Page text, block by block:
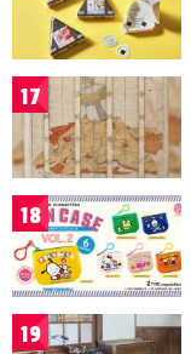
17
18
19